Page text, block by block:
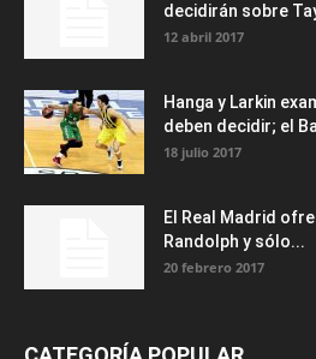
decidirán sobre
12 abril 2017
Hanga y Larkin
deben decidir; el
18 julio 2017
El Real Madrid
Randolph y sólo...
20 febrero 2017